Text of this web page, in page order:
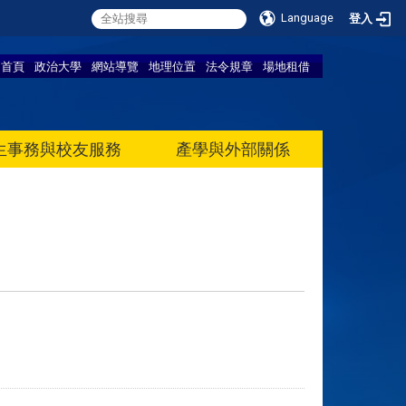
Language 登入
首頁 政治大學 網站導覽 地理位置 法令規章 場地租借
事務與校友服務 產學與外部關係